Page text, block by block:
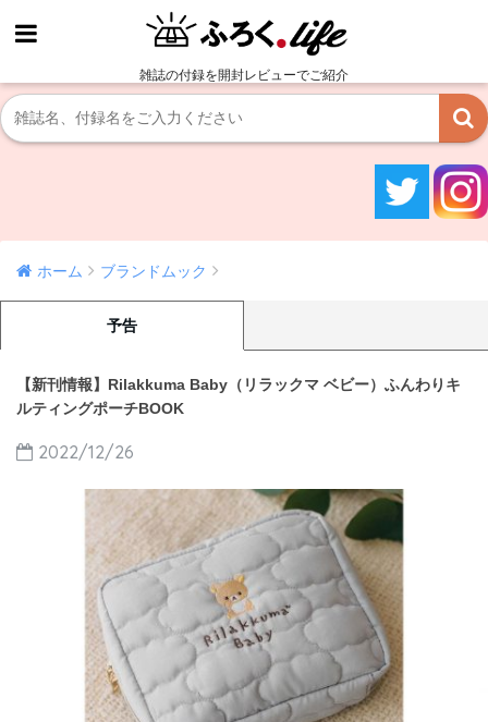
雑誌の付録を開封レビューでご紹介
ホーム ブランドムック
予告
【新刊情報】Rilakkuma Baby（リラックマ ベビー）ふんわりキ
ルティングポーチBOOK
2022/12/26